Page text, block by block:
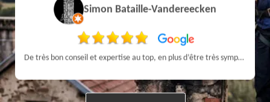
Simon Bataille-Vandereecken
De très bon conseil et expertise au top, en plus d’être très sympathique, je recommande! Nous avons été bien aidés et renseignés sur quoi faire de notre insert et son entretien futur, merci :)